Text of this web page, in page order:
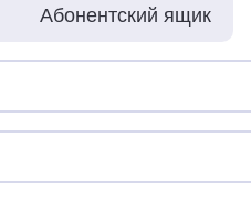
Абонентский ящик